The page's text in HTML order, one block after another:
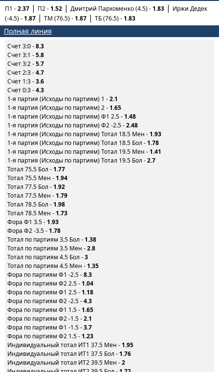
П1 -2.37 П2 -1.52 Дмитрий Пархоменко (4.5) -1.83
Иржи Дедек
(-4.5) -1.87 ТМ (76.5) -1.87 ТБ (76.5) -1.83
Полная линия
Счет 3:0 -8.3
Счет 3:1 -5.8
Счет 3:2 -5.7
Счет 2:3 -4.7
Счет 1:3 -3.6
Счет 0:3 -4.3
1-я партия (Исходы по партиям) 1 -2.1
1-я партия (Исходы по партиям) 2 - 1.65
1-я партия (Исходы по партиям) Ф1 2.5 - 1.48
1-я партия (Исходы по партиям) Ф2 -2.5 -2.48
1-я партия (Исходы по партиям) Тотал 18.5 Мен - 1.93
1-я партия (Исходы по партиям) Тотал 18.5 Бол - 1.78
1-я партия (Исходы по партиям) Тотал 19.5 Мен - 1.41
1-я партия (Исходы по партиям) Тотал 19.5 Бол -2.7
Тотал 75.5 Бол - 1.77
Тотал 75.5 Мен - 1.94
Тотал 77.5 Бол - 1.92
Тотал 77.5 Мен - 1.79
Тотал 78.5 Бол - 1.98
Тотал 78.5 Мен - 1.73
Фора Ф1 3.5 - 1.93
Фора Ф2 -3.5 - 1.78
Тотал по партиям 3.5 Бол - 1.38
Тотал по партиям 3.5 Мен -2.8
Тотал по партиям 4.5 Бол -3
Тотал по партиям 4.5 Мен - 1.35
Фора по партиям Ф1 -2.5 -8.3
Фора по партиям Ф2 2.5 - 1.04
Фора по партиям Ф1 2.5 - 1.18
Фора по партиям Ф2 -2.5 -4.3
Фора по партиям Ф1 1.5 - 1.65
Фора по партиям Ф2 -1.5 -2.1
Фора по партиям Ф1 -1.5 -3.7
Фора по партиям Ф2 1.5 - 1.23
Индивидуальный тотал ИТ1 37.5 Мен - 1.95
Индивидуальный тотал ИТ1 37.5 Бол - 1.76
Индивидуальный тотал ИТ2 39.5 Мен -2